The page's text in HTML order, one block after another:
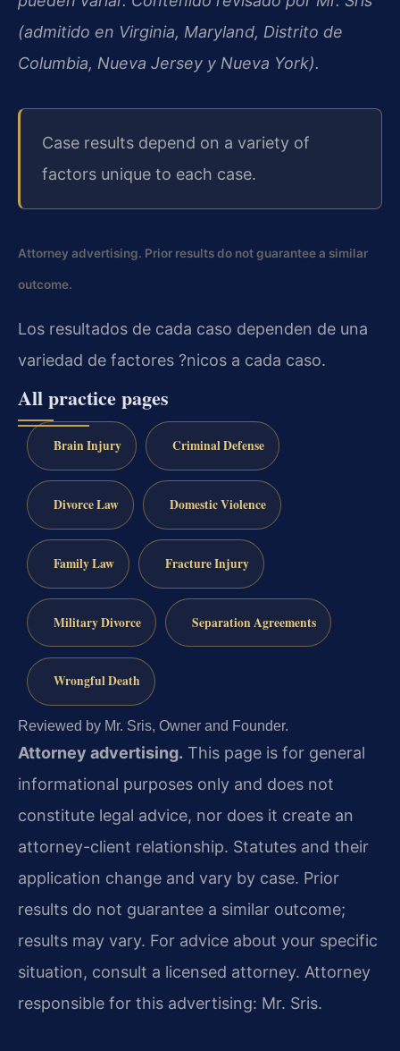
(admitido en Virginia, Maryland, Distrito de
Columbia, Nueva Jersey y Nueva York).
Case results depend on a variety of
factors unique to each case.
Attorney advertising. Prior results do not guarantee a similar
outcome.
Los resultados de cada caso dependen de una
variedad de factores ?nicos a cada caso.
All practice pages
Brain Injury Criminal Defense
Divorce Law Domestic Violence
Family Law Fracture Injury
Military Divorce Separation Agreements
Wrongful Death
Reviewed by Mr. Sris, Owner and Founder.
Attorney advertising. This page is for general
informational purposes only and does not
constitute legal advice, nor does it create an
attorney-client relationship. Statutes and their
application change and vary by case. Prior
results do not guarantee a similar outcome;
results may vary. For advice about your specific
situation, consult a licensed attorney. Attorney
responsible for this advertising: Mr. Sris.